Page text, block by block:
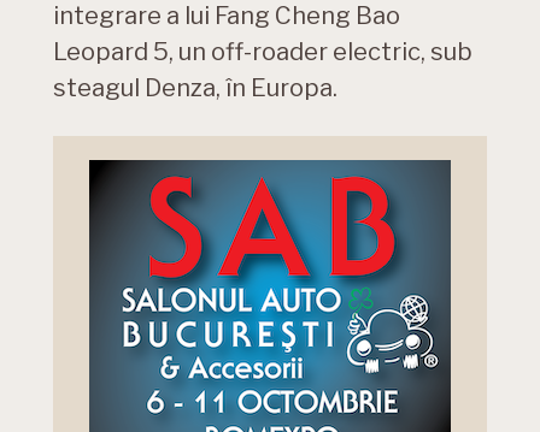
integrare a lui Fang Cheng Bao
Leopard 5, un off-roader electric, sub
steagul Denza, în Europa.